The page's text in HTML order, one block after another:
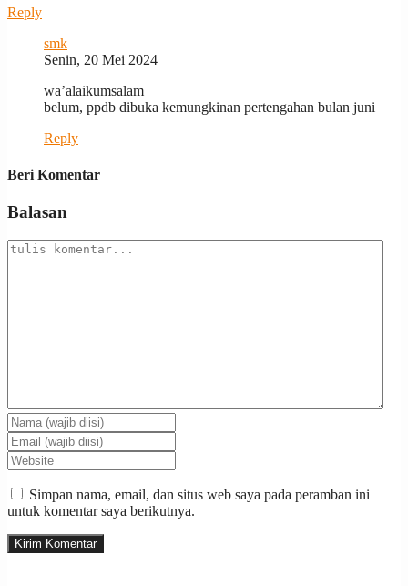
Reply
smk
Senin, 20 Mei 2024
wa’alaikumsalam
belum, ppdb dibuka kemungkinan pertengahan bulan juni
Reply
Beri Komentar
Balasan
Simpan nama, email, dan situs web saya pada peramban ini
untuk komentar saya berikutnya.